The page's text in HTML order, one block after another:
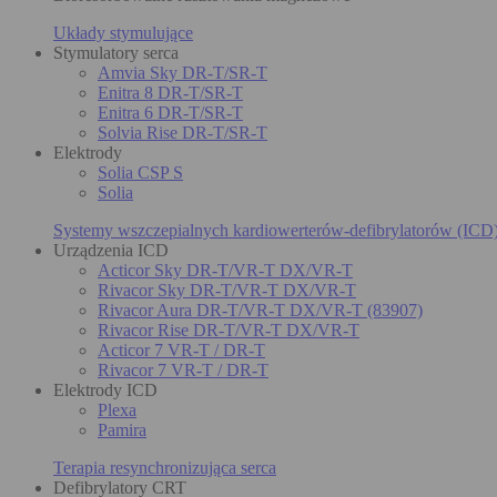
Układy stymulujące
Stymulatory serca
Amvia Sky DR-T/SR-T
Enitra 8 DR-T/SR-T
Enitra 6 DR-T/SR-T
Solvia Rise DR-T/SR-T
Elektrody
Solia CSP S
Solia
Systemy wszczepialnych kardiowerterów-defibrylatorów
Urządzenia ICD
Acticor Sky DR-T/VR-T DX/VR-T
Rivacor Sky DR-T/VR-T DX/VR-T
Rivacor Aura DR-T/VR-T DX/VR-T (83907)
Rivacor Rise DR-T/VR-T DX/VR-T
Acticor 7 VR-T / DR-T
Rivacor 7 VR-T / DR-T
Elektrody ICD
Plexa
Pamira
Terapia resynchronizująca serca
Defibrylatory CRT